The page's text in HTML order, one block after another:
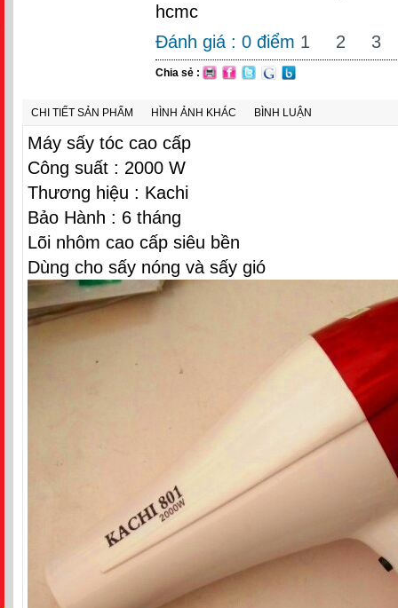
hcmc
Đánh giá : 0 điểm 1 2 3
Chia sẻ :
CHI TIẾT SẢN PHẨM HÌNH ẢNH KHÁC BÌNH LUẬN
Máy sấy tóc cao cấp
Công suất : 2000 W
Thương hiệu : Kachi
Bảo Hành : 6 tháng
Lõi nhôm cao cấp siêu bền
Dùng cho sấy nóng và sấy gió